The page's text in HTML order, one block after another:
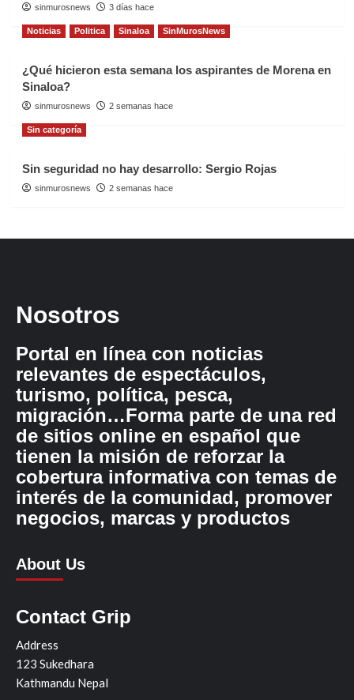
sinmurosnews 3 días hace
Noticias Politica Sinaloa SinMurosNews
¿Qué hicieron esta semana los aspirantes de Morena en
Sinaloa?
sinmurosnews 2 semanas hace
Sin categoría
Sin seguridad no hay desarrollo: Sergio Rojas
sinmurosnews 2 semanas hace
Nosotros
Portal en línea con noticias
relevantes de espectáculos,
turismo, política, pesca,
migración…Forma parte de una red
de sitios online en español que
tienen la misión de reforzar la
cobertura informativa con temas de
interés de la comunidad, promover
negocios, marcas y productos
About Us
Contact Grip
Address
123 Sukedhara
Kathmandu Nepal